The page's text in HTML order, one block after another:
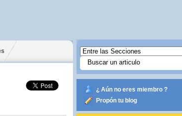
¿ Aún no eres miembro ?
Propón tu blog